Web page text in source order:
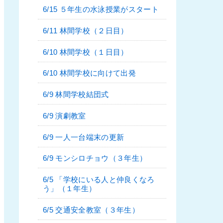
6/15 ５年生の水泳授業がスタート
6/11 林間学校（２日目）
6/10 林間学校（１日目）
6/10 林間学校に向けて出発
6/9 林間学校結団式
6/9 演劇教室
6/9 一人一台端末の更新
6/9 モンシロチョウ（３年生）
6/5 「学校にいる人と仲良くなろ
う」（１年生）
6/5 交通安全教室（３年生）